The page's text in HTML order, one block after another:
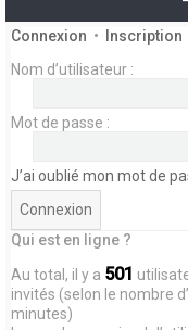
Connexion •
Inscription
Nom d’utilisateur :
Mot de passe :
J’ai oublié mon mot de
Qui est en ligne ?
Au total, il y a 501
invités (selon le nombre
minutes)